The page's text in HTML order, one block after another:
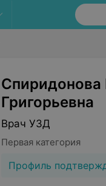
Спиридонова
Григорьевна
Врач УЗД
Первая категория
Профиль